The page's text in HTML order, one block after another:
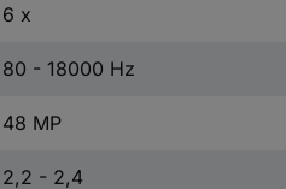
6 x
80 - 18000 Hz
48 MP
2,2 - 2,4